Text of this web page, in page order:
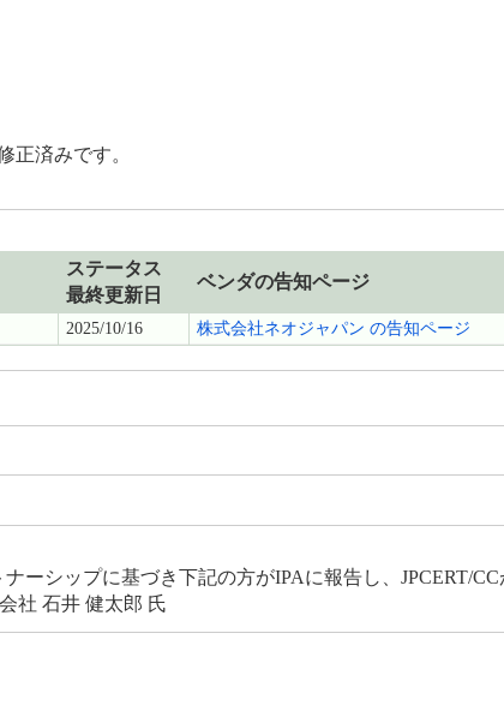
正済みです。
ステータス
最終更新日
ベンダの告知ページ
2025/10/16 株式会社ネオジャパン の告知ページ
ーシップに基づき下記の方がIPAに報告し、JPCERT/
社 石井 健太郎 氏